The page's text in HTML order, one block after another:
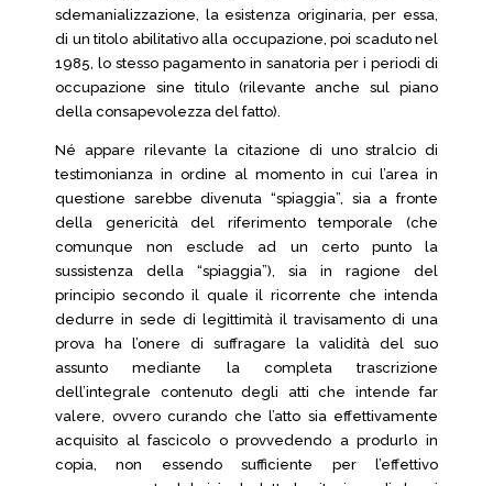
sdemanializzazione, la esistenza originaria, per essa,
di un titolo abilitativo alla occupazione, poi scaduto nel
1985, lo stesso pagamento in sanatoria per i periodi di
occupazione sine titulo (rilevante anche sul piano
della consapevolezza del fatto).
Né appare rilevante la citazione di uno stralcio di
testimonianza in ordine al momento in cui l’area in
questione sarebbe divenuta “spiaggia”, sia a fronte
della genericità del riferimento temporale (che
comunque non esclude ad un certo punto la
sussistenza della “spiaggia”), sia in ragione del
principio secondo il quale il ricorrente che intenda
dedurre in sede di legittimità il travisamento di una
prova ha l’onere di suffragare la validità del suo
assunto mediante la completa trascrizione
dell’integrale contenuto degli atti che intende far
valere, ovvero curando che l’atto sia effettivamente
acquisito al fascicolo o provvedendo a produrlo in
copia, non essendo sufficiente per l’effettivo